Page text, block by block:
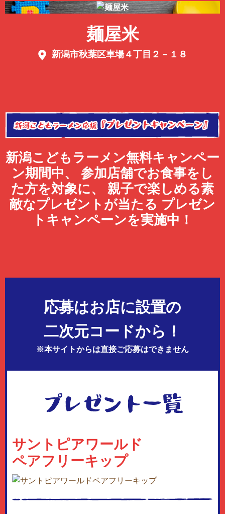
麺屋米
新潟市秋葉区車場４丁目２－１８
新潟こどもラーメン無料キャンペー
ン期間中、 参加店舗でお食事をし
た方を対象に、 親子で楽しめる素
敵なプレゼントが当たる プレゼン
トキャンペーンを実施中！
応募はお店に設置の
二次元コードから！
※本サイトからは直接ご応募はできません
プレゼント一覧
サントピアワールド
ペアフリーキップ